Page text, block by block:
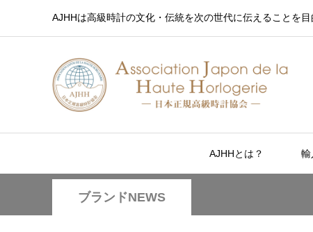
AJHHは高級時計の文化・伝統を次の世代に伝えることを
AJHHとは？ 輸
ブランドNEWS